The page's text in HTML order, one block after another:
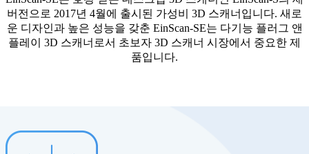
버전으로 2017년 4월에 출시된 가성비 3D 스캐너입니다. 새로
운 디자인과 높은 성능을 갖춘 EinScan-SE는 다기능 플러그 앤
플레이 3D 스캐너로서 초보자 3D 스캐너 시장에서 중요한 제
품입니다.